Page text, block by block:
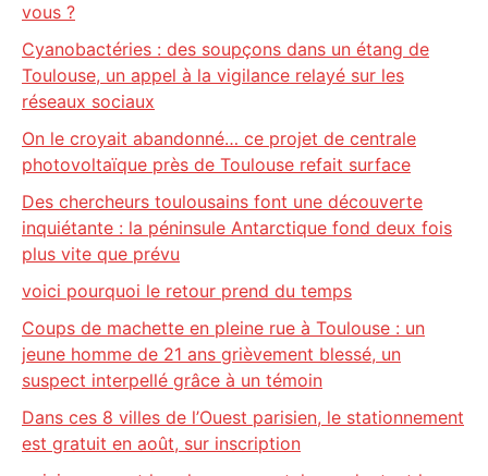
vous ?
Cyanobactéries : des soupçons dans un étang de
Toulouse, un appel à la vigilance relayé sur les
réseaux sociaux
On le croyait abandonné… ce projet de centrale
photovoltaïque près de Toulouse refait surface
Des chercheurs toulousains font une découverte
inquiétante : la péninsule Antarctique fond deux fois
plus vite que prévu
voici pourquoi le retour prend du temps
Coups de machette en pleine rue à Toulouse : un
jeune homme de 21 ans grièvement blessé, un
suspect interpellé grâce à un témoin
Dans ces 8 villes de l’Ouest parisien, le stationnement
est gratuit en août, sur inscription